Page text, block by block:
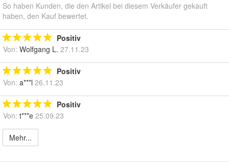
So haben Kunden, die den Artikel bei diesem Verkäufer gekauft
haben, den Kauf bewertet.
Positiv
Von: Wolfgang L. 27.11.23
Positiv
Von: a***l 26.11.23
Positiv
Von: t***e 25.09.23
Mehr...